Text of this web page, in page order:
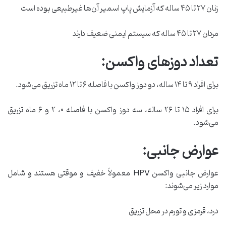
زنان ۲۷ تا ۴۵ ساله که آزمایش پاپ اسمیر آن‌ها غیرطبیعی بوده است
مردان ۲۷ تا ۴۵ ساله که سیستم ایمنی ضعیف دارند
تعداد دوزهای واکسن:
برای افراد ۹ تا ۱۴ ساله، دو دوز واکسن با فاصله ۶ تا ۱۲ ماه تزریق می‌شود.
برای افراد ۱۵ تا ۲۶ ساله، سه دوز واکسن با فاصله ۰، ۲ و ۶ ماه تزریق
می‌شود.
عوارض جانبی:
عوارض جانبی واکسن HPV معمولاً خفیف و موقتی هستند و شامل
موارد زیر می‌شوند:
درد، قرمزی و تورم در محل تزریق